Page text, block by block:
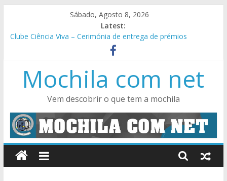
content
Sábado, Agosto 8, 2026
Latest:
Clube Ciência Viva – Cerimónia de entrega de prémios
VII Jornadas Pedagógicas TEIP 2022 / 2023
Encontro Regional Norte – Apps for Good
Festa de Finalistas de 9º ano – um misto de emoção, alegria e
muita animação
6º), Astronomia (7º) e Físico-Química (8º e 9º)
Mochila com net
Vem descobrir o que tem a mochila